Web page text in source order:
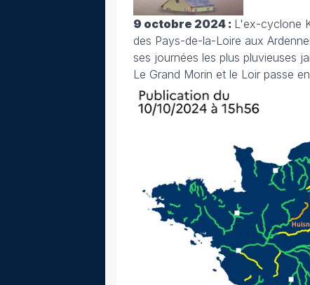
9 octobre 2024 : L'ex-cyclone
des Pays-de-la-Loire aux
ses journées les plus pluvieuses
Le Grand Morin et le Loir passe